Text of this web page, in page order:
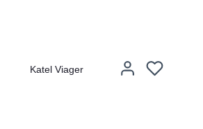
Katel Viager